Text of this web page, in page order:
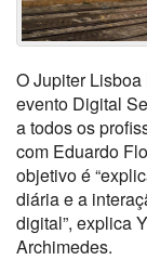
O Jupiter
evento Digital
a todos os
com Eduardo
objetivo é
diária e a
digital”, explica
Archimedes.